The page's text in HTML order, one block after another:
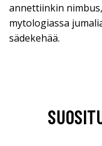
annettiinkin
mytologiassa
sädekehää.